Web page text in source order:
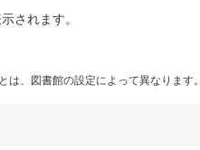
されます。
、図書館の設定によって異なります。